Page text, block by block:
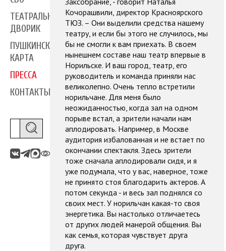
ТЕАТРАЛЬНЫЙ
ДВОРИК
ПУШКИНСКАЯ
КАРТА
ПРЕССА
КОНТАКТЫ
Кочорашвили, директор Красноярского
ТЮЗ. – Они выделили средства нашему
театру, и если бы этого не случилось, мы
бы не смогли к вам приехать. В своем
нынешнем составе наш театр впервые в
Норильске. И ваш город, театр, его
руководитель и команда приняли нас
великолепно. Очень тепло встретили
норильчане. Для меня было
неожиданностью, когда зал на одном
порыве встал, а зрители начали нам
аплодировать. Например, в Москве
аудитория избалованная и не встает по
окончании спектакля. Здесь зрители
тоже сначала аплодировали сидя, и я
уже подумала, что у вас, наверное, тоже
не принято стоя благодарить актеров. А
потом секунда - и весь зал поднялся со
своих мест. У норильчан какая-то своя
энергетика. Вы настолько отличаетесь
от других людей манерой общения. Вы
как семья, которая чувствует друга
друга.